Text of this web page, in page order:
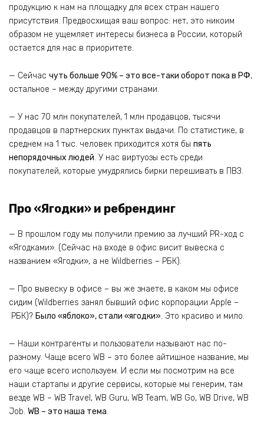
продукцию к нам на площадку для всех стран нашего
присутствия. Предвосхищая ваш вопрос: нет, это никоим
образом не ущемляет интересы бизнеса в России, который
остается для нас в приоритете.
— Сейчас чуть больше 90% – это все-таки оборот пока в РФ,
остальное – между другими странами.
— У нас 70 млн покупателей, 1 млн продавцов, тысячи
продавцов в партнерских пунктах выдачи. По статистике, в
среднем на 1 тыс. человек приходится хотя бы пять
непорядочных людей. У нас виртуозы есть среди
покупателей, которые умудрялись бирки перешивать в ПВЗ.
Про «Ягодки» и ребрендинг
— В прошлом году мы получили премию за лучший PR-ход с
«Ягодками». (Сейчас на входе в офис висит вывеска с
названием «Ягодки», а не Wildberries – РБК).
— Про вывеску в офисе – вы же знаете, в каком мы офисе
сидим (Wildberries занял бывший офис корпорации Apple –
РБК)? Было «яблоко», стали «ягодки». Это красиво и мило.
— Наши контрагенты и пользователи называют нас по-
разному. Чаще всего WB – это более айтишное название, мы
его чаще всего используем. И если мы посмотрим на все
наши стартапы и другие сервисы, которые мы генерим, там
везде WB – WB Travel, WB Guru, WB Team, WB Go, WB Drive, WB
Job. WB – это наша тема.